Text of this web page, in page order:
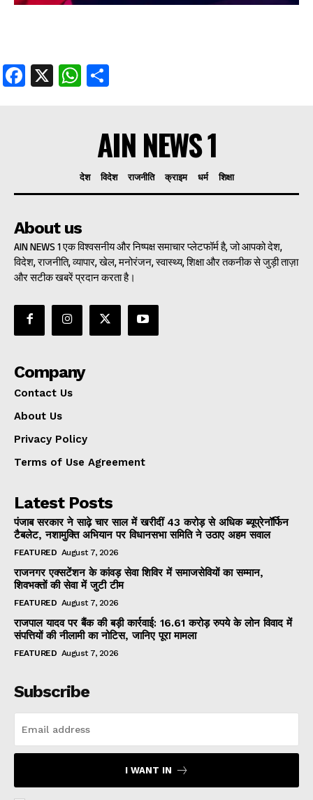
Facebook
X WhatsApp
AIN NEWS 1
देश विदेश राजनीति क्राइम धर्म शिक्षा
About us
AIN NEWS 1 एक विश्वसनीय और निष्पक्ष समाचार प्लेटफॉर्म है, जो आपको देश,
विदेश, राजनीति, व्यापार, खेल, मनोरंजन, स्वास्थ्य, शिक्षा और तकनीक से जुड़ी ताज़ा
और सटीक खबरें प्रदान करता है।
Company
Contact Us
About Us
Privacy Policy
Terms of Use Agreement
Latest Posts
पंजाब सरकार ने साढ़े चार साल में खरीदीं 43 करोड़ से अधिक ब्यूप्रेनॉर्फिन
टैबलेट, नशामुक्ति अभियान पर विधानसभा समिति ने उठाए अहम सवाल
FEATURED August 7, 2026
राजनगर एक्सटेंशन के कांवड़ सेवा शिविर में समाजसेवियों का सम्मान,
शिवभक्तों की सेवा में जुटी टीम
FEATURED August 7, 2026
राजपाल यादव पर बैंक की बड़ी कार्रवाई: 16.61 करोड़ रुपये के लोन विवाद में
संपत्तियों की नीलामी का नोटिस, जानिए पूरा मामला
FEATURED August 7, 2026
Subscribe
I WANT IN